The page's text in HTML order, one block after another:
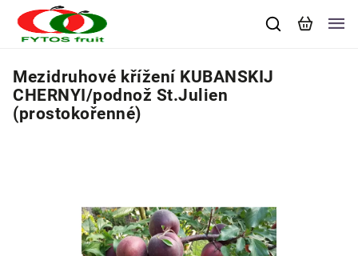
Mezidruhové křížení KUBANSKIJ
CHERNYI/podnož St.Julien
(prostokořenné)